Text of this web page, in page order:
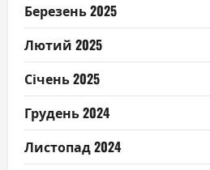
Березень 2025
Лютий 2025
Січень 2025
Грудень 2024
Листопад 2024